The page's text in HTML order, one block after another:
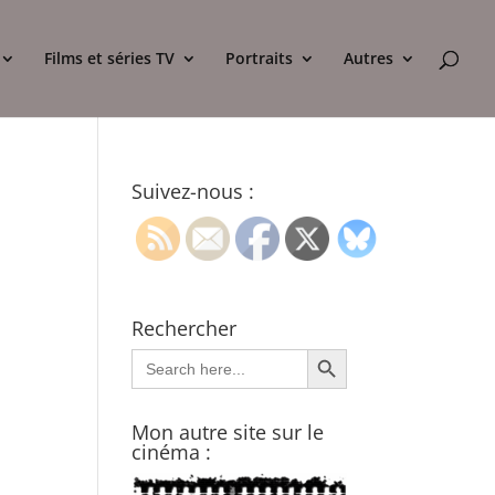
Films et séries TV Portraits Autres
Suivez-nous :
Rechercher
Search
for:
Search Button
Mon autre site sur le
cinéma :